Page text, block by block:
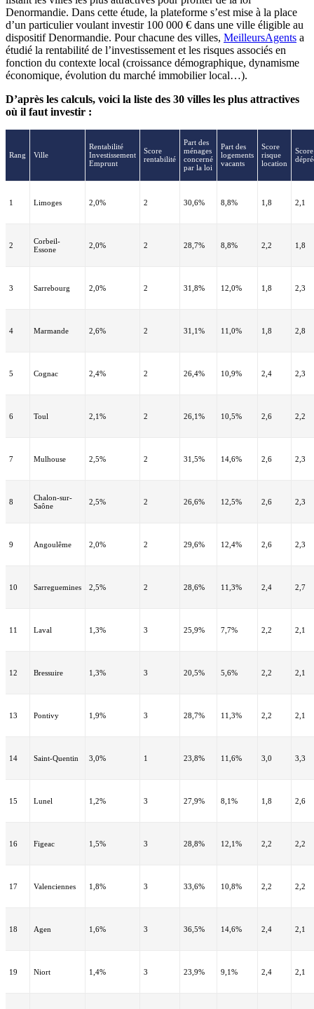
Denormandie. Dans cette étude, la plateforme s’est mise à la place
d’un particulier voulant investir 100 000 € dans une ville éligible au
dispositif Denormandie. Pour chacune des villes, MeilleursAgents a
étudié la rentabilité de l’investissement et les risques associés en
fonction du contexte local (croissance démographique, dynamisme
économique, évolution du marché immobilier local…).
D’après les calculs, voici la liste des 30 villes les plus attractives
où il faut investir :
Rang Ville
Rentabilité
Investissement
Emprunt
Score
rentabilité
Part des
ménages
concerné
par la loi
Part des
logements
vacants
Score
risque
location
1 Limoges 2,0% 2 30,6% 8,8% 1,8 2,1
2
Corbeil-
Essone
2,0% 2 28,7% 8,8% 2,2 1,8
3 Sarrebourg 2,0% 2 31,8% 12,0% 1,8 2,3
4 Marmande 2,6% 2 31,1% 11,0% 1,8 2,8
5 Cognac 2,4% 2 26,4% 10,9% 2,4 2,3
6 Toul 2,1% 2 26,1% 10,5% 2,6 2,2
7 Mulhouse 2,5% 2 31,5% 14,6% 2,6 2,3
8
Chalon-sur-
Saône
2,5% 2 26,6% 12,5% 2,6 2,3
9 Angoulême 2,0% 2 29,6% 12,4% 2,6 2,3
10 Sarreguemines 2,5% 2 28,6% 11,3% 2,4 2,7
11 Laval 1,3% 3 25,9% 7,7% 2,2 2,1
12 Bressuire 1,3% 3 20,5% 5,6% 2,2 2,1
13 Pontivy 1,9% 3 28,7% 11,3% 2,2 2,1
14 Saint-Quentin 3,0% 1 23,8% 11,6% 3,0 3,3
15 Lunel 1,2% 3 27,9% 8,1% 1,8 2,6
16 Figeac 1,5% 3 28,8% 12,1% 2,2 2,2
17 Valenciennes 1,8% 3 33,6% 10,8% 2,2 2,2
18 Agen 1,6% 3 36,5% 14,6% 2,4 2,1
19 Niort 1,4% 3 23,9% 9,1% 2,4 2,1